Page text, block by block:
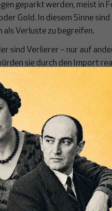
geparkt werden, meist in
Gold. In diesem Sinne
als Verluste zu begreifen.
sind Verlierer – nur auf
sie durch den Import
geben.
und Heiner Flassbeck
Produktionspotenziale,
Defizitländer bleiben in
Überschussländer mit
ein unausgeglichener
den Überschussländern
durch